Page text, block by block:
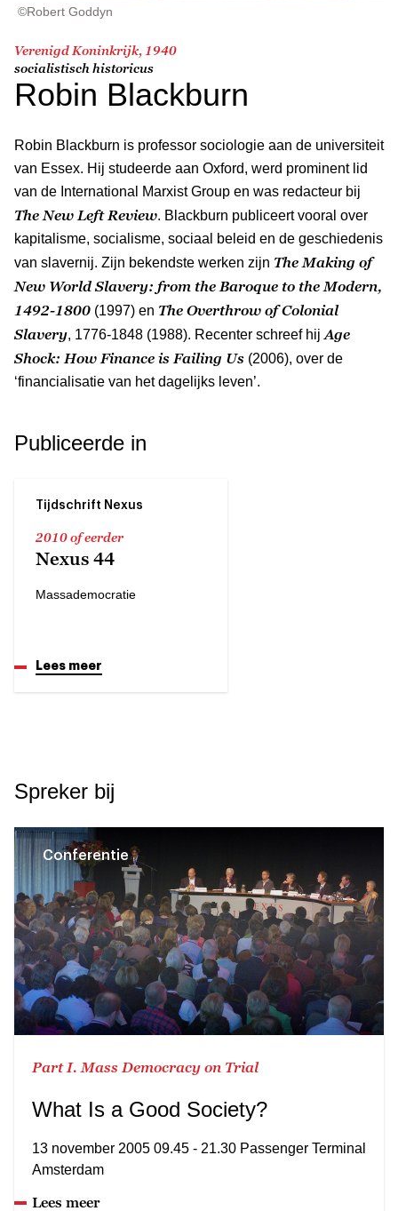
©Robert Goddyn
Verenigd Koninkrijk, 1940
socialistisch historicus
Robin Blackburn
Robin Blackburn is professor sociologie aan de universiteit
van Essex. Hij studeerde aan Oxford, werd prominent lid
van de International Marxist Group en was redacteur bij
The New Left Review. Blackburn publiceert vooral over
kapitalisme, socialisme, sociaal beleid en de geschiedenis
van slavernij. Zijn bekendste werken zijn The Making of
New World Slavery: from the Baroque to the Modern,
1492-1800 (1997) en The Overthrow of Colonial
Slavery, 1776-1848 (1988). Recenter schreef hij Age
Shock: How Finance is Failing Us (2006), over de
‘financialisatie van het dagelijks leven’.
Publiceerde in
Tijdschrift Nexus
2010 of eerder
Nexus 44
Massademocratie
Lees meer
Spreker bij
Conferentie
Part I. Mass Democracy on Trial
What Is a Good Society?
13 november 2005 09.45 - 21.30 Passenger Terminal
Amsterdam
Lees meer